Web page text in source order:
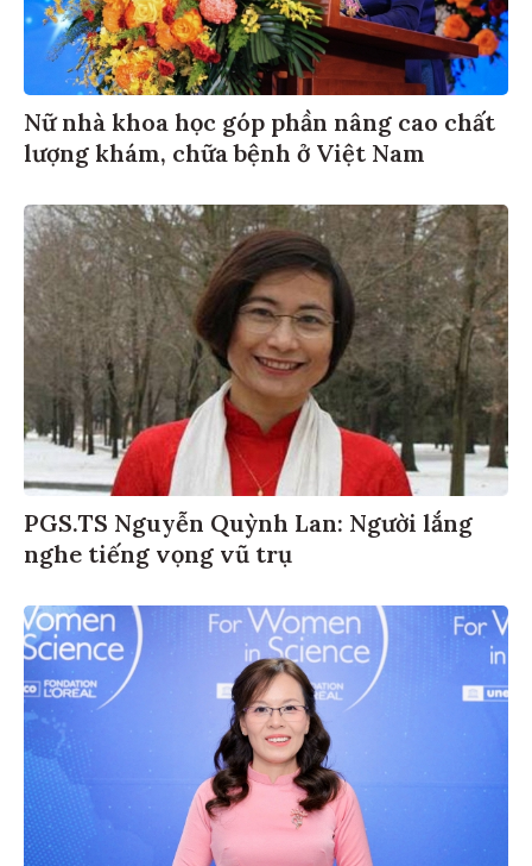
Nữ nhà khoa học góp phần nâng cao chất
lượng khám, chữa bệnh ở Việt Nam
PGS.TS Nguyễn Quỳnh Lan: Người lắng
nghe tiếng vọng vũ trụ